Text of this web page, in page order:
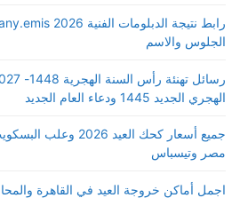
الجلوس والاسم
الهجري الجديد 1445 ودعاء العام الجديد
جميع أسعار كحك العيد
مصر وتيسباس